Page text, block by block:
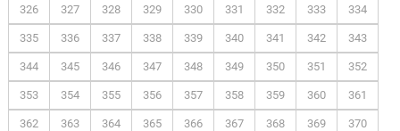
326 327 328 329 330 331 332 333 334
335 336 337 338 339 340 341 342 343
344 345 346 347 348 349 350 351 352
353 354 355 356 357 358 359 360 361
362 363 364 365 366 367 368 369 370